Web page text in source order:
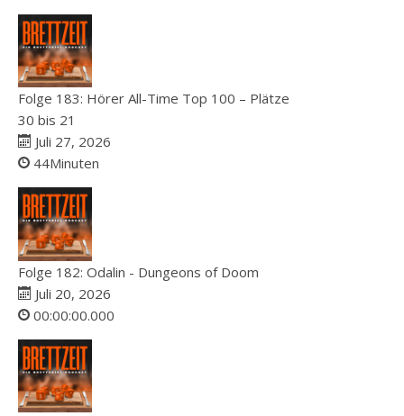
Folge 183: Hörer All-Time Top 100 – Plätze
30 bis 21
Juli 27, 2026
44Minuten
Folge 182: Odalin - Dungeons of Doom
Juli 20, 2026
00:00:00.000